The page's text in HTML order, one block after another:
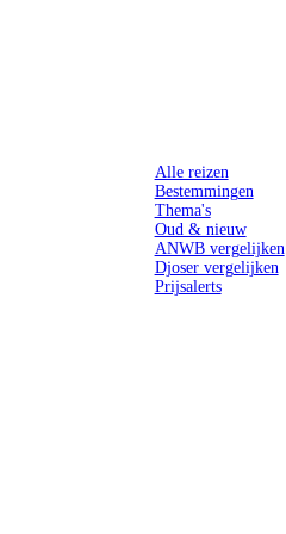
Alle reizen
Bestemmingen
Thema's
Oud & nieuw
ANWB vergelijken
Djoser vergelijken
Prijsalerts